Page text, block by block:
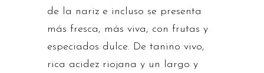
de la nariz e incluso se presenta
más fresca, más viva, con frutas y
especiados dulce. De tanino vivo,
rica acidez riojana y un largo y